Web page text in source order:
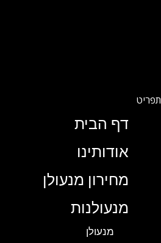
דף הבית
אודותינו
מחירון מנעולן
מנעולנות
מנעולן